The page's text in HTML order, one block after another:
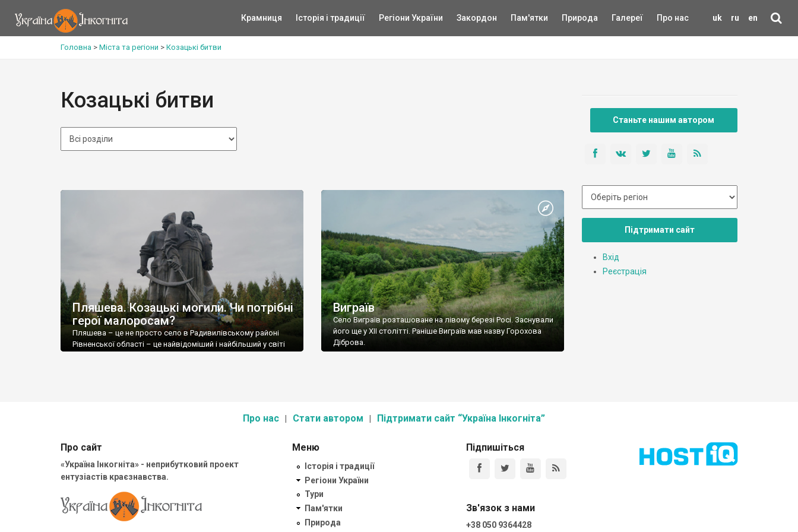
uk ru en
Крамниця Історія і традиції Регіони України Закордон Пам'ятки Природа Галереї Про нас
Головна > Міста та регіони > Козацькі битви
Козацькі битви
Пляшева. Козацькі могили. Чи потрібні
герої малоросам?
Пляшева – це не просто село в Радивилівському районі
Рівненської області – це найвідоміший і найбільший у світі
Виграїв
Село Виграїв розташоване на лівому березі Росі. Заснували
його ще у ХІІ столітті. Раніше Виграїв мав назву Горохова
Діброва.
Станьте нашим автором
Підтримати сайт
Вхід
Реєстрація
Про нас Стати автором Підтримати сайт “Україна Інкогніта”
Про сайт
«Україна Інкогніта» - неприбутковий проект
ентузіастів краєзнавства.
Меню
Історія і традиції
Регіони України
Тури
Пам'ятки
Природа
Підпишіться
Зв'язок з нами
+38 050 9364428